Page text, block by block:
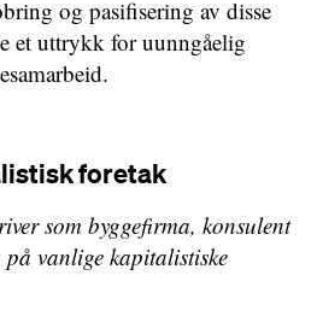
og pasifisering av disse
et uttrykk for uunngåelig
foretak
som byggefirma, konsulent
vanlige kapitalistiske